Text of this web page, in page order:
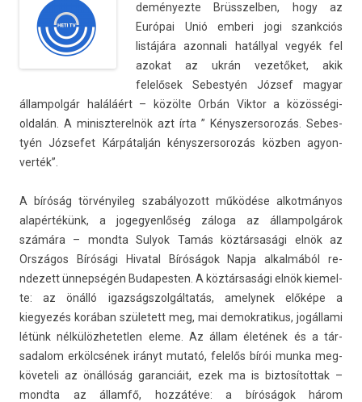
deményez­te Brüsszelb­en, hogy az
Európai Unió em­beri jogi szankciós
listájára azon­nali hatállyal vegyék fel
azokat az ukrán vezetőket, akik
felelősek Sebes­tyén József magyar
állam­polgár haláláért – közölte Orbán Vik­tor a közösségi-
oldalán. A miniszterel­nök azt írta ” Kénys­zersorozás. Sebes­
tyén Józ­sefet Kárpátalján kénys­zersorozás közben agyon­
verték”.
A bíróság tör­vényileg szabályozott működése al­kot­mányos
alapértékünk, a jogegyen­lőség záloga az állam­polgárok
számára – mondta Sulyok Tamás köztársasági elnök az
Országos Bírósági Hivat­al Bíróságok Napja al­kal­mából re­
ndezett ünnepségén Budapest­en. A köztársasági elnök kiemel­
te: az önálló igaz­ságszol­gáltatás, amelynek előképe a
kiegyezés korában született meg, mai de­mok­ratikus, jogállami
létünk nél­külöz­hetetl­en eleme. Az állam életének és a tár­
sadalom erkölcsének irányt mutató, felelős bírói munka meg­
követeli az önállóság garan­ciáit, ezek ma is bi­ztosítot­tak –
mondta az államfő, hozzátéve: a bíróságok három